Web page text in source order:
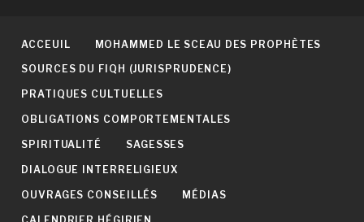
ACCEUIL MOHAMMED LE SCEAU DES PROPHÈTES
SOURCES DU FIQH (JURISPRUDENCE)
PRATIQUES CULTUELLES
OBLIGATIONS COMPORTEMENTALES
SPIRITUALITÉ SAGESSES
DIALOGUE INTERRELIGIEUX
OUVRAGES CONSEILLÉS MÉDIAS